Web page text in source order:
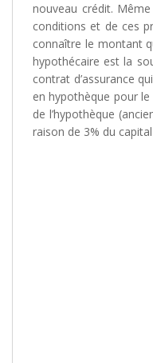
nouveau crédit.
conditions et de ces
connaître le montant
hypothécaire est la
contrat d’assurance
en hypothèque pour
de l’hypothèque
raison de 3% du